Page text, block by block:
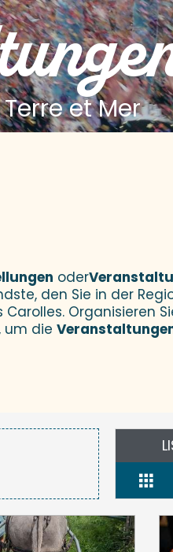
et Mer
oder
den Sie in der
Organisieren
um die